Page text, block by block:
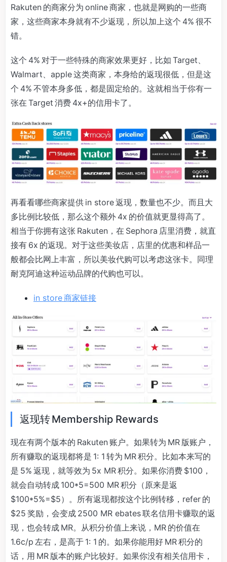
Rakuten 的商家分为 online 商家，也就是网购的一些商
家，这些商家本身就有不少返现，所以加上这个 4% 很不
错。
这个 4% 对于一些特殊的商家效果更好，比如 Target、
Walmart、apple 这类商家，本身给的返现很低，但是这
个 4% 不管本身多低，都是固定给的。这就相当于你有一
张在 Target 消费 4x+的信用卡了。
再看看哪些商家提供 in store 返现，数量也不少。而且大
多比例比较低，那么这个额外 4x 的价值就更显得高了。
相当于你拥有这张 Rakuten，在 Sephora 店里消费，就直
接有 6x 的返现。对于这些美妆店，店里的优惠和样品一
般都会比网上丰富，所以美妆代购可以考虑这张卡。同理
耐克阿迪这种运动品牌的代购也可以。
in store 商家链接
返现转 Membership Rewards
现在有两个版本的 Rakuten 账户。如果转为 MR 版账户，
所有赚取的返现都将是 1: 1 转为 MR 积分。比如本来写的
是 5% 返现，就等效为 5x MR 积分。如果你消费 $100，
就会自动转成 100*5=500 MR 积分（原来是返
$100*5%=$5）。所有返现都按这个比例转移，refer 的
$25 奖励，会变成 2500 MR ebates 联名信用卡赚取的返
现，也会转成 MR。从积分价值上来说，MR 的价值在
1.6c/p 左右，是高于 1: 1 的。如果你能用好 MR 积分的
话，用 MR 版本的账户比较好。如果你没有相关信用卡，